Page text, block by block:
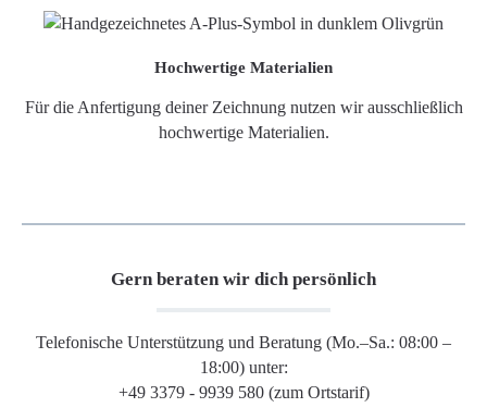
Hochwertige Materialien
Für die Anfertigung deiner Zeichnung nutzen wir ausschließlich
hochwertige Materialien.
Gern beraten wir dich persönlich
Telefonische Unterstützung und Beratung (Mo.–Sa.: 08:00 –
18:00) unter:
+49 3379 - 9939 580 (zum Ortstarif)